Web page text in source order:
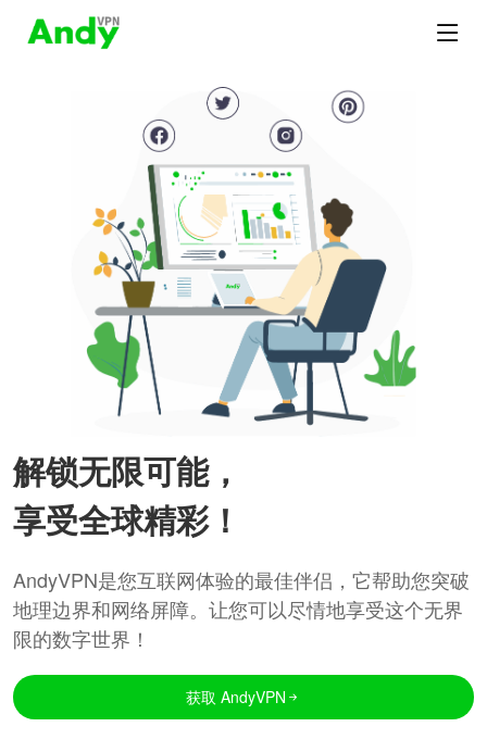
解锁无限可能，
享受全球精彩！
AndyVPN是您互联网体验的最佳伴侣，它帮助您突破
地理边界和网络屏障。让您可以尽情地享受这个无界
限的数字世界！
获取 AndyVPN